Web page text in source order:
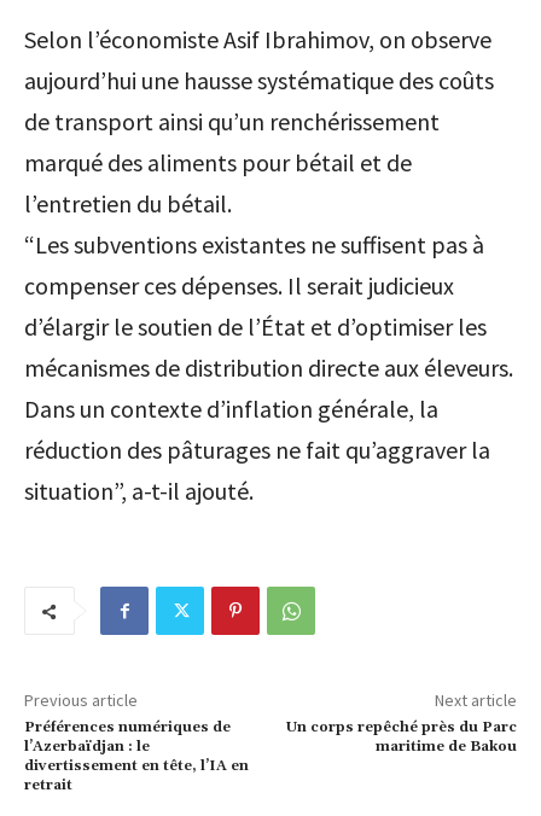
Selon l’économiste Asif Ibrahimov, on observe
aujourd’hui une hausse systématique des coûts
de transport ainsi qu’un renchérissement
marqué des aliments pour bétail et de
l’entretien du bétail.
“Les subventions existantes ne suffisent pas à
compenser ces dépenses. Il serait judicieux
d’élargir le soutien de l’État et d’optimiser les
mécanismes de distribution directe aux éleveurs.
Dans un contexte d’inflation générale, la
réduction des pâturages ne fait qu’aggraver la
situation”, a-t-il ajouté.
Previous article
Préférences numériques de
l’Azerbaïdjan : le
divertissement en tête, l’IA en
retrait
Next article
Un corps repêché près du Parc
maritime de Bakou